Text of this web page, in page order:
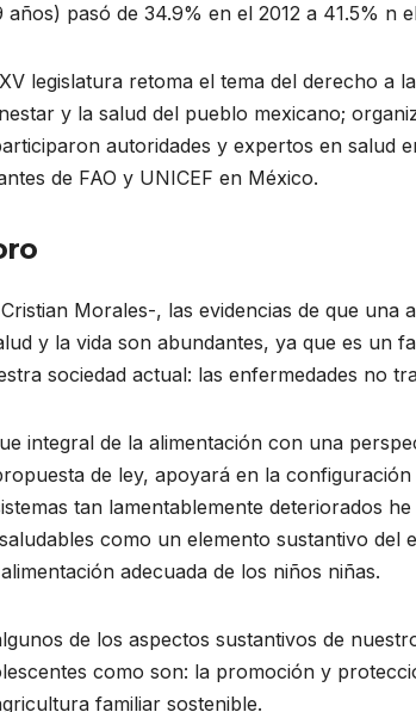
años) pasó de 34.9% en el 2012 a 41.5% n
legislatura retoma el tema del derecho a
y la salud del pueblo mexicano;
autoridades y expertos en salud
de FAO y UNICEF en México.
Morales-, las evidencias de que una
y la vida son abundantes, ya que es un
sociedad actual: las enfermedades no
integral de la alimentación con una
de ley, apoyará en la
tan lamentablemente deteriorados
como un elemento sustantivo
adecuada de los niños niñas.
de los aspectos sustantivos de
como son: la promoción y
familiar sostenible.